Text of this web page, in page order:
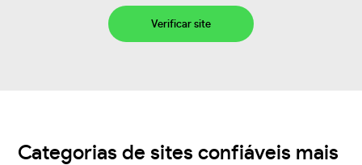
Verificar site
Categorias de sites confiáveis mais